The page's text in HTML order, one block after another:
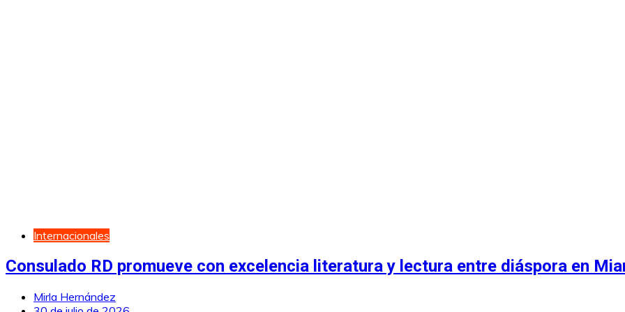
Internacionales
Consulado RD promueve con excelencia literatura y lectura entre diáspora en
Mirla Hernández